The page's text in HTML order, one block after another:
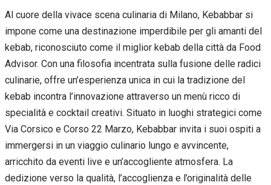
Al cuore della vivace scena culinaria di Milano, Kebabbar si
impone come una destinazione imperdibile per gli amanti del
kebab, riconosciuto come il miglior kebab della città da Food
Advisor. Con una filosofia incentrata sulla fusione delle radici
culinarie, offre un’esperienza unica in cui la tradizione del
kebab incontra l’innovazione attraverso un menù ricco di
specialità e cocktail creativi. Situato in luoghi strategici come
Via Corsico e Corso 22 Marzo, Kebabbar invita i suoi ospiti a
immergersi in un viaggio culinario lungo e avvincente,
arricchito da eventi live e un’accogliente atmosfera. La
dedizione verso la qualità, l’accoglienza e l’originalità delle